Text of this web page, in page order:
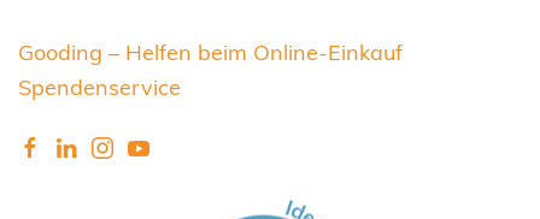
Gooding – Helfen beim Online-Einkauf
Spendenservice